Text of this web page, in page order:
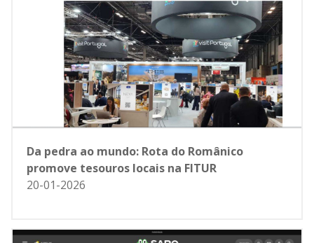
Da pedra ao mundo: Rota do Românico
promove tesouros locais na FITUR
20-01-2026